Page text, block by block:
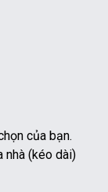
của bạn.